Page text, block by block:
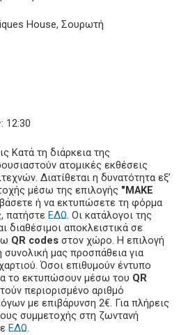
House, Σουρωτή
: 12:30
Κατά τη διάρκεια της
ατομικές εκθέσεις
Διατίθεται η δυνατότητα εξ’
μέσω της επιλογής "MAKE
ή να εκτυπώσετε τη φόρμα
πατήστε ΕΔΩ . Οι κατάλογοι της
διαθέσιμοι αποκλειστικά σε
QR codes στον χώρο. Η επιλογή
συνολική μας προσπάθεια για
Όσοι επιθυμούν έντυπο
το εκτυπώσουν μέσω του QR
περιορισμένο αριθμό
με επιβάρυνση 2€. Για πλήρεις
συμμετοχής στη ζωντανή
ΕΔΩ